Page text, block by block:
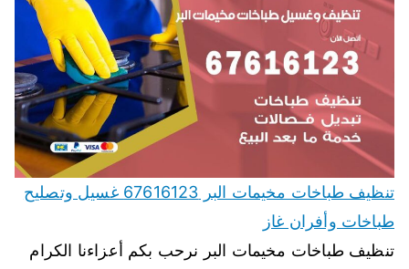
تنظيف طباخات مخيمات البر 67616123 غسيل وتصليح
طباخات وأفران غاز
تنظيف طباخات مخيمات البر نرحب بكم أعزاءنا الكرام